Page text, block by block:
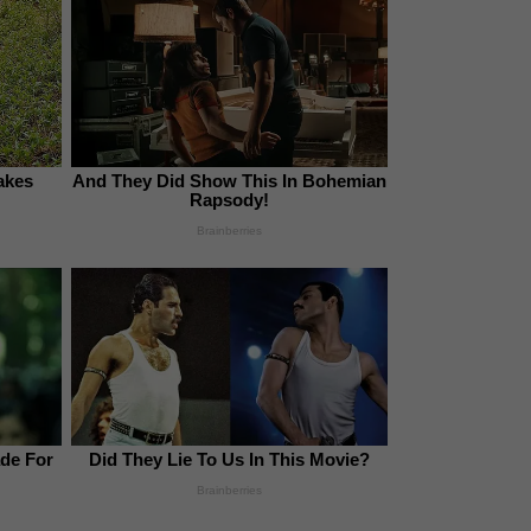
And They Did Show This In Bohemian
Rapsody!
Brainberries
For Did They Lie To Us In This Movie?
Brainberries